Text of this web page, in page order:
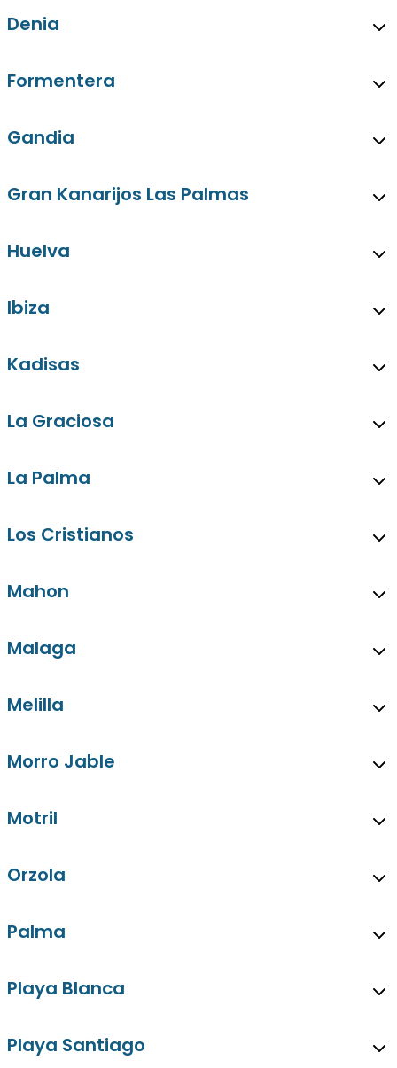
Denia
Formentera
Gandia
Gran Kanarijos Las Palmas
Huelva
Ibiza
Kadisas
La Graciosa
La Palma
Los Cristianos
Mahon
Malaga
Melilla
Morro Jable
Motril
Orzola
Palma
Playa Blanca
Playa Santiago